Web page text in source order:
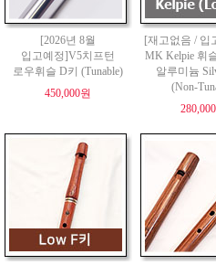
[2026년 8월
입고예정]V5치프턴
로우휘슬 D키 (Tunable)
450,000원
[재고없음 / 입
MK Kelpie 휘
알루미늄
(Non-